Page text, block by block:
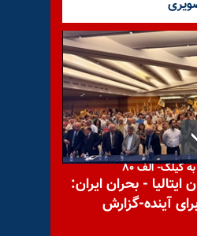
مجاهد شهید حسن فخار
گیلک- الف ۸۰
ایتالیا - بحران ایران:
آینده-گزارش